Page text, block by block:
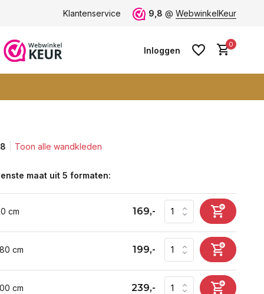
klantbeoordeling 9+ Grootste collectie -ruim 600+
Klantenservice 9,8 @ WebwinkelKeur
Inloggen
0
Toon alle wandkleden
maat uit 5 formaten:
cm 169,-
cm 199,-
cm 239,-